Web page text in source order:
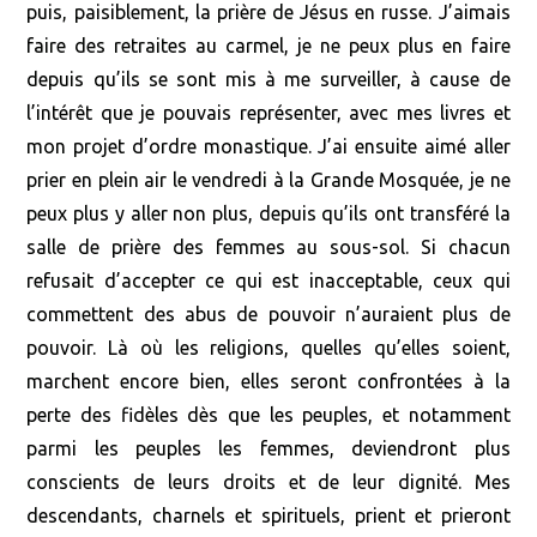
puis, paisiblement, la prière de Jésus en russe. J’aimais
faire des retraites au carmel, je ne peux plus en faire
depuis qu’ils se sont mis à me surveiller, à cause de
l’intérêt que je pouvais représenter, avec mes livres et
mon projet d’ordre monastique. J’ai ensuite aimé aller
prier en plein air le vendredi à la Grande Mosquée, je ne
peux plus y aller non plus, depuis qu’ils ont transféré la
salle de prière des femmes au sous-sol. Si chacun
refusait d’accepter ce qui est inacceptable, ceux qui
commettent des abus de pouvoir n’auraient plus de
pouvoir. Là où les religions, quelles qu’elles soient,
marchent encore bien, elles seront confrontées à la
perte des fidèles dès que les peuples, et notamment
parmi les peuples les femmes, deviendront plus
conscients de leurs droits et de leur dignité. Mes
descendants, charnels et spirituels, prient et prieront